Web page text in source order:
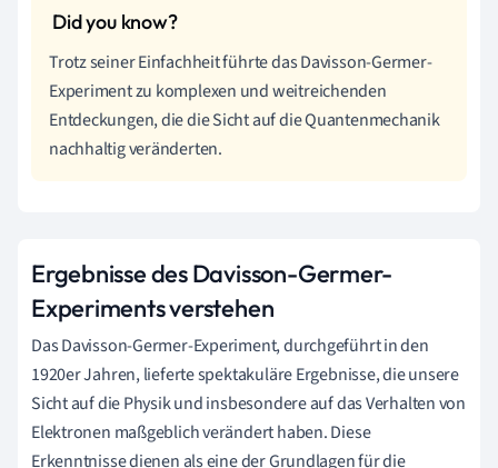
Trotz seiner Einfachheit führte das Davisson-Germer-
Experiment zu komplexen und weitreichenden
Entdeckungen, die die Sicht auf die Quantenmechanik
nachhaltig veränderten.
Ergebnisse des Davisson-Germer-
Experiments verstehen
Das Davisson-Germer-Experiment, durchgeführt in den
1920er Jahren, lieferte spektakuläre Ergebnisse, die unsere
Sicht auf die Physik und insbesondere auf das Verhalten von
Elektronen maßgeblich verändert haben. Diese
Erkenntnisse dienen als eine der Grundlagen für die